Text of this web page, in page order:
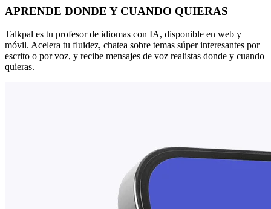
APRENDE DONDE Y CUANDO QUIERAS
Talkpal es tu profesor de idiomas con IA, disponible en web y
móvil. Acelera tu fluidez, chatea sobre temas súper interesantes por
escrito o por voz, y recibe mensajes de voz realistas donde y cuando
quieras.